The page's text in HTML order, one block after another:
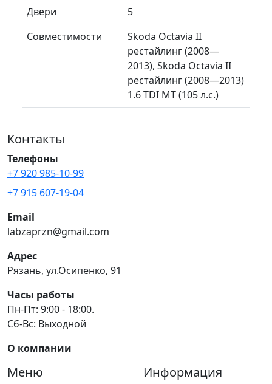
Двери
5
Совместимости
Skoda Octavia II
рестайлинг (2008—
2013), Skoda Octavia II
рестайлинг (2008—2013)
1.6 TDI MT (105 л.с.)
Контакты
Телефоны
+7 920 985-10-99
+7 915 607-19-04
Email
labzaprzn@gmail.com
Адрес
Рязань, ул.Осипенко, 91
Часы работы
Пн-Пт: 9:00 - 18:00.
Сб-Вс: Выходной
О компании
Меню Информация